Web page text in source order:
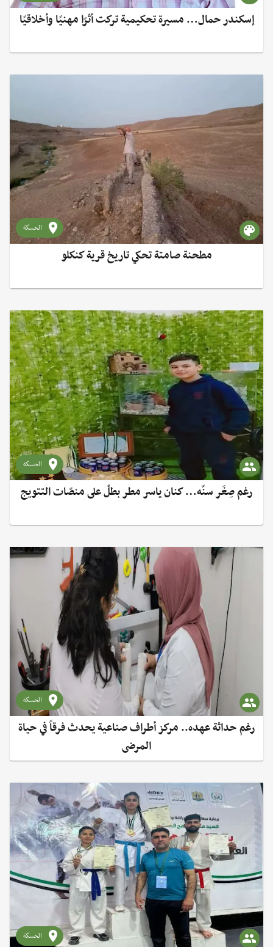
إسكندر حمال… مسيرة تحكيمية تركت أثرًا مهنيًا وأخلاقيًا
الحسكة
مطحنة صامتة تحكي تاريخ قرية كنكلو
الحسكة
رغم صِغَر سنّه… كنان ياسر مطر بطلٌ على منصّات التتويج
الحسكة
رغم حداثة عهده.. مركز أطراف صناعية يحدث فرقاً في حياة
المرضى
الحسكة